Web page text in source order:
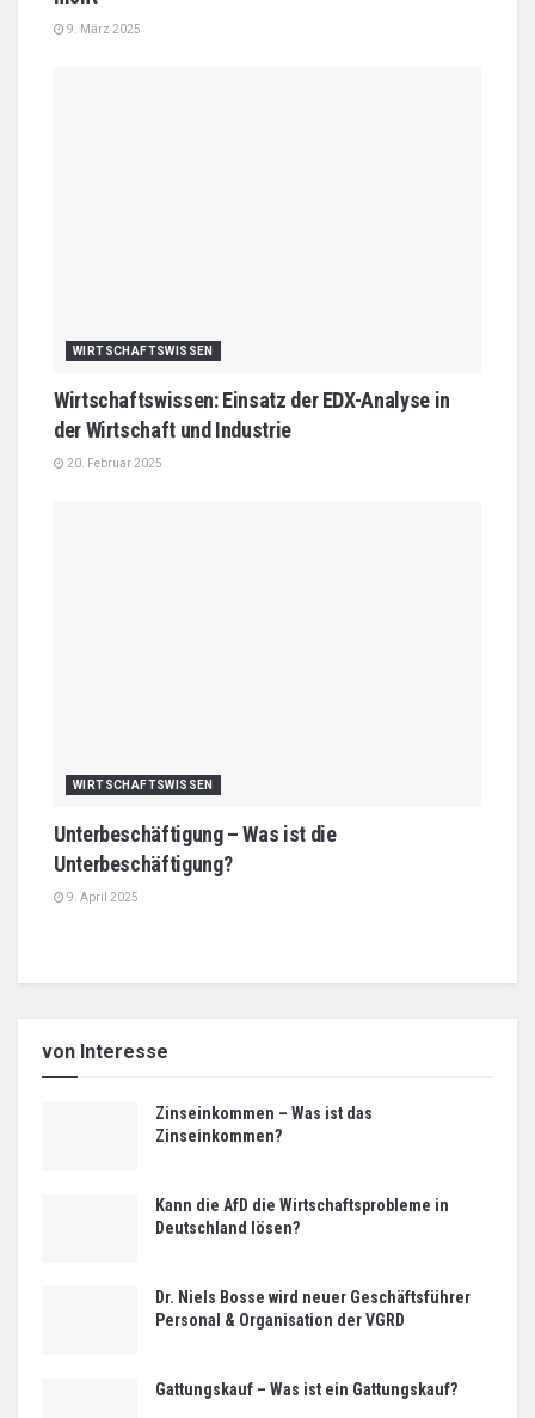
9. März 2025
WIRTSCHAFTSWISSEN
Wirtschaftswissen: Einsatz der EDX-Analyse in
der Wirtschaft und Industrie
20. Februar 2025
WIRTSCHAFTSWISSEN
Unterbeschäftigung – Was ist die
Unterbeschäftigung?
9. April 2025
von Interesse
Zinseinkommen – Was ist das
Zinseinkommen?
Kann die AfD die Wirtschaftsprobleme in
Deutschland lösen?
Dr. Niels Bosse wird neuer Geschäftsführer
Personal & Organisation der VGRD
Gattungskauf – Was ist ein Gattungskauf?